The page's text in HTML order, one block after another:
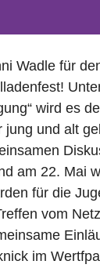
Wadle für
wird es
und alt
am 22. Mai
für die
vom
im